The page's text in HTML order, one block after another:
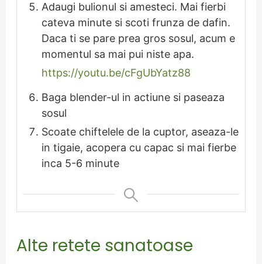
Adaugi bulionul si amesteci. Mai fierbi
cateva minute si scoti frunza de dafin.
Daca ti se pare prea gros sosul, acum e
momentul sa mai pui niste apa.
https://youtu.be/cFgUbYatz88
Baga blender-ul in actiune si paseaza
sosul
Scoate chiftelele de la cuptor, aseaza-le
in tigaie, acopera cu capac si mai fierbe
inca 5-6 minute
Alte retete sanatoase